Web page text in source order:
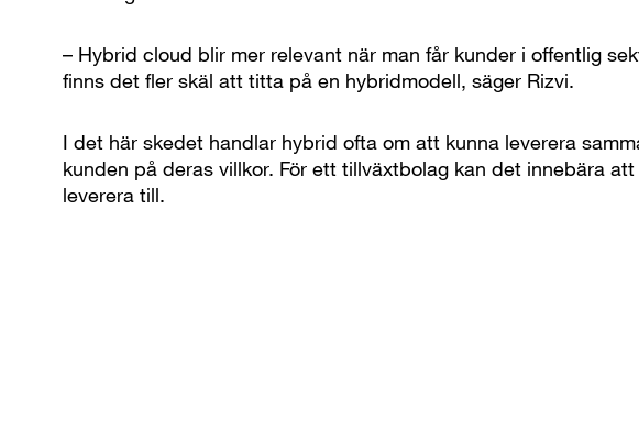
– Hybrid cloud blir mer relevant när man får kunder i offentlig
finns det fler skäl att titta på en hybridmodell, säger Rizvi.
I det här skedet handlar hybrid ofta om att kunna leverera
kunden på deras villkor. För ett tillväxtbolag kan det innebära
leverera till.